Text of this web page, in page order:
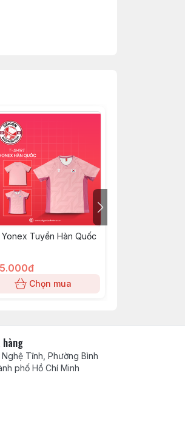
Tuyển Hàn Quốc
Chọn mua
hàng
Nghệ Tĩnh, Phường Bình
phố Hồ Chí Minh